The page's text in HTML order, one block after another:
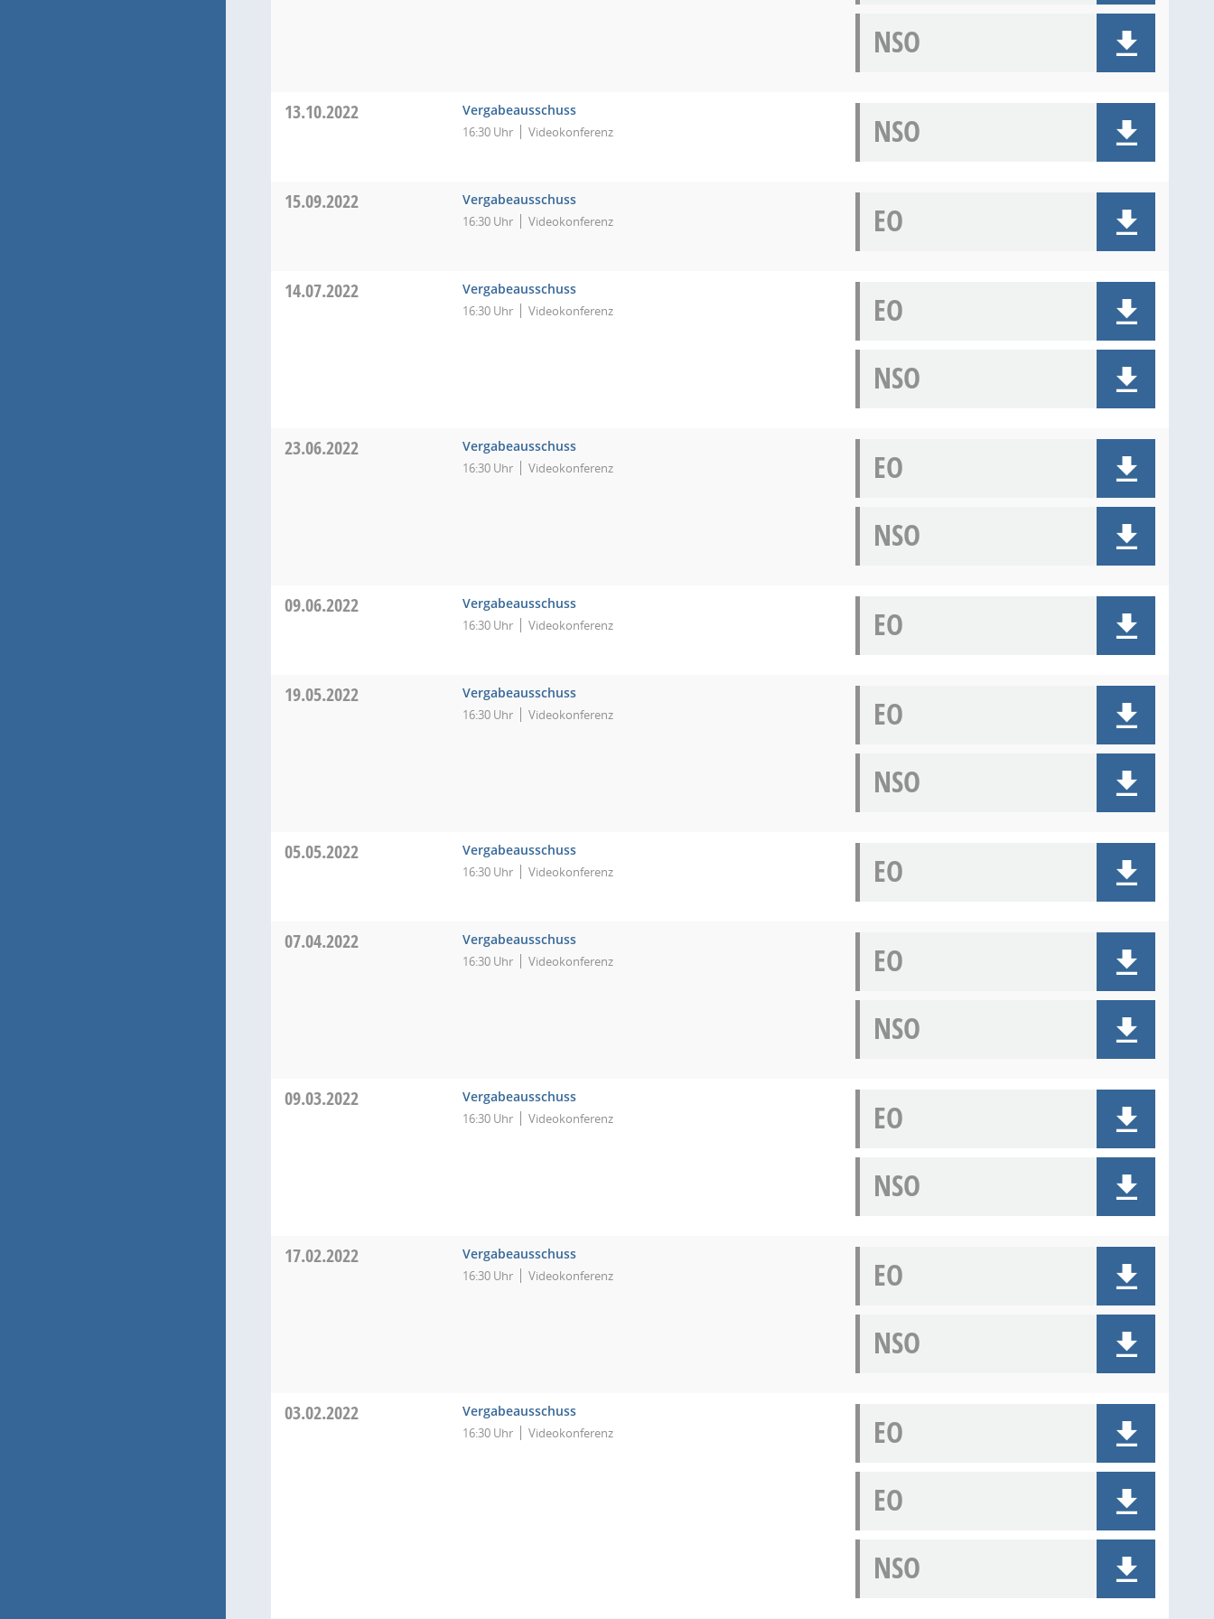
NSO
13.10.2022 Vergabeausschuss
16:30 Uhr Videokonferenz NSO
15.09.2022 Vergabeausschuss
16:30 Uhr Videokonferenz EO
14.07.2022 Vergabeausschuss
16:30 Uhr Videokonferenz
EO
NSO
23.06.2022 Vergabeausschuss
16:30 Uhr Videokonferenz
EO
NSO
09.06.2022 Vergabeausschuss
16:30 Uhr Videokonferenz EO
19.05.2022 Vergabeausschuss
16:30 Uhr Videokonferenz
EO
NSO
05.05.2022 Vergabeausschuss
16:30 Uhr Videokonferenz EO
07.04.2022 Vergabeausschuss
16:30 Uhr Videokonferenz
EO
NSO
09.03.2022 Vergabeausschuss
16:30 Uhr Videokonferenz
EO
NSO
17.02.2022 Vergabeausschuss
16:30 Uhr Videokonferenz
EO
NSO
03.02.2022 Vergabeausschuss
16:30 Uhr Videokonferenz
EO
EO
NSO